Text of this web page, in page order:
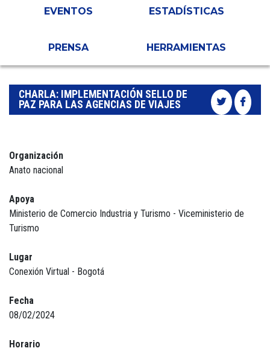
EVENTOS ESTADÍSTICAS
PRENSA HERRAMIENTAS
CHARLA: IMPLEMENTACIÓN SELLO DE
PAZ PARA LAS AGENCIAS DE VIAJES
Organización
Anato nacional
Apoya
Ministerio de Comercio Industria y Turismo - Viceministerio de
Turismo
Lugar
Conexión Virtual - Bogotá
Fecha
08/02/2024
Horario